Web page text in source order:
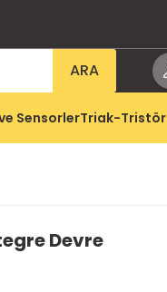
ARA
SensorlerTriak-Tristör
Devre